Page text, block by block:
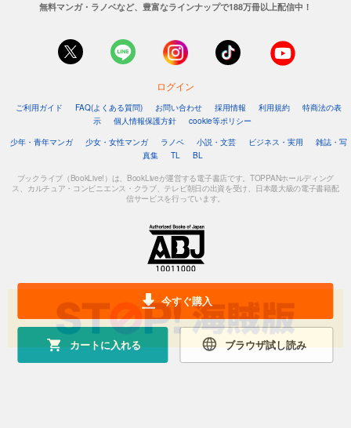
今すぐ購入
カートに入れる ブラウザ試し読み
無料マンガ・ラノベなど、豊富なラインナップで188万冊以上配信中！
ログイン
ご利用ガイド FAQ(よくある質問) お問い合わせ 採用情報 利用規約
特商法の表
示
個人情報保護方針
cookie等ポリシー
少年・青年マンガ
少女・女性マンガ ラノベ 小説・文芸 ビジネス・実用
雑誌・写
真集
TL BL
ブックライブ（BookLive!）は、BookLiveが運営する電子書店です。TOPPANホールディング
ス、カルチュア・コンビニエンス・クラブ、テレビ朝日の出資を受け、日本最大級の電子書籍配
信サービスを行っています。